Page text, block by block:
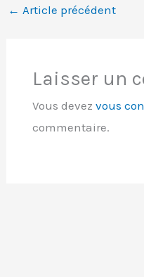
← Article précédent
Laisser un
Vous devez vous
commentaire.